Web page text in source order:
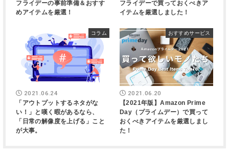
フライデーの事前準備＆おすす
めアイテムを厳選！
フライデーで買っておくべきア
イテムを厳選しました！
コラム
2021.06.24
「アウトプットするネタがな
い！」と嘆く暇があるなら、
「日常の解像度を上げる」こと
が大事。
おすすめサービス
2021.06.20
【2021年版】Amazon Prime
Day（プライムデー）で買って
おくべきアイテムを厳選しまし
た！